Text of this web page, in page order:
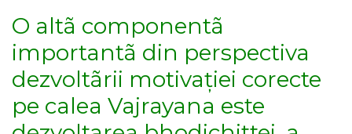
O altã componentã
importantã din perspectiva
dezvoltãrii motivației corecte
pe calea Vajrayana este